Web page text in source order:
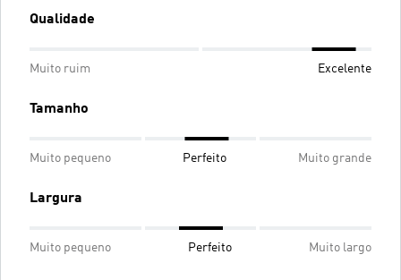
Qualidade
Muito ruim Excelente
Tamanho
Muito pequeno Perfeito Muito grande
Largura
Muito pequeno Perfeito Muito largo